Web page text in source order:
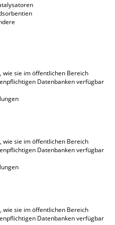
wie sie im öffentlichen Bereich
Datenbanken verfügbar
wie sie im öffentlichen Bereich
Datenbanken verfügbar
wie sie im öffentlichen Bereich
Datenbanken verfügbar